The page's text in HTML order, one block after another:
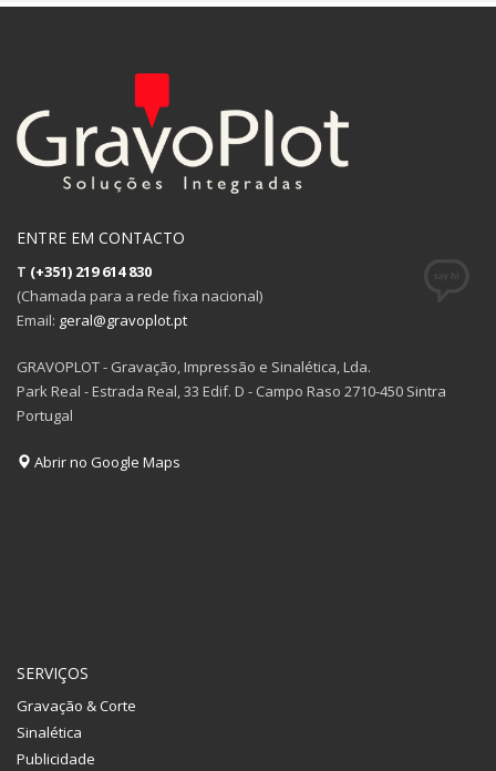
ENTRE EM CONTACTO
T (+351) 219 614 830
(Chamada para a rede fixa nacional)
Email: geral@gravoplot.pt
GRAVOPLOT - Gravação, Impressão e Sinalética, Lda.
Park Real - Estrada Real, 33 Edif. D - Campo Raso 2710-450 Sintra
Portugal
Abrir no Google Maps
SERVIÇOS
Gravação & Corte
Sinalética
Publicidade